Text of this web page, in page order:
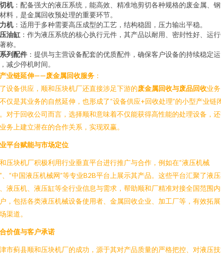
机：配备强大的液压系统，能高效、精准地剪切各种规格的废金属、
料，是金属回收预处理的重要环节。
机：适用于多种需要高压成型的工艺，结构稳固，压力输出平稳。
油缸 ：作为液压系统的核心执行元件，其产品以耐用、密封性好、运
称。
列配件 ：提供与主营设备配套的优质配件，确保客户设备的持续稳定运
减少停机时间。
产业链延伸——废金属回收服务 ：
设备供应，顺和压块机厂还直接涉足下游的废金属回收与废品回收业
仅是其业务的自然延伸，也形成了“设备供应+回收处理”的小型产业链
对于回收公司而言，选择顺和意味着不仅能获得高性能的处理设备，
务上建立潜在的合作关系，实现双赢。
平台赋能与市场定位
压块机厂积极利用行业垂直平台进行推广与合作，例如在“液压机械
、“中国液压机械网”等专业B2B平台上展示其产品。这些平台汇聚了液
液压机、液压缸等全行业信息与需求，帮助顺和厂精准对接全国范围
，包括各类液压机械设备使用者、金属回收企业、加工厂等，有效拓
渠道。
价值与客户承诺
市蓟县顺和压块机厂的成功，源于其对产品质量的严格把控、对液压